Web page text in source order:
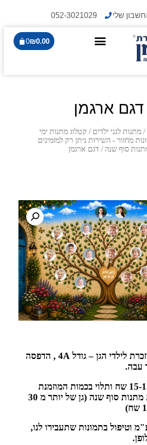
שלי 052-3021029
₪0.00
0
דגם ארגמן
/מתנות לגני ילדים / קטלוג מתנות ימי
מחזור - השירות ניתן רק למזמינים
סוף שנה / דגם ארגמן
תמונת מחזור מזכרת לילדי הגן – גודל 4A , הדפסה
עבה.
המחיר נע בין 15-18 שח ותלוי בכמות המוזמנת
ומותנה בהזמנת מתנות סוף שנה (גן של יותר מ 30
וטיפול בתמונות שתעבירו לנו,